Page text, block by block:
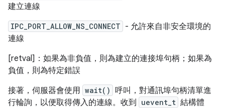
建立連線
IPC_PORT_ALLOW_NS_CONNECT - 允許來自非安全環境的
連線
[retval]：如果為非負值，則為建立的連接埠句柄；如果為
負值，則為特定錯誤
接著，伺服器會使用 wait() 呼叫，對通訊埠句柄清單進
行輪詢，以便取得傳入的連線。收到
uevent_t 結構體